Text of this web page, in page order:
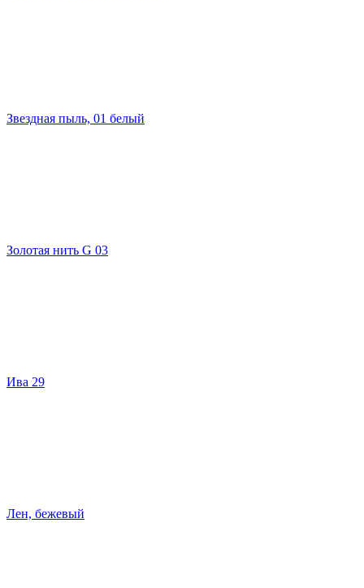
Звездная пыль, 01 белый
Золотая нить G 03
Ива 29
Лен, бежевый